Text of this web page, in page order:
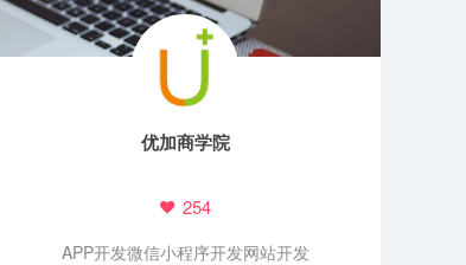
优加商学院
254
APP开发微信小程序开发网站开发